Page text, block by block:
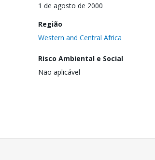
1 de agosto de 2000
Região
Western and Central Africa
Risco Ambiental e Social
Não aplicável